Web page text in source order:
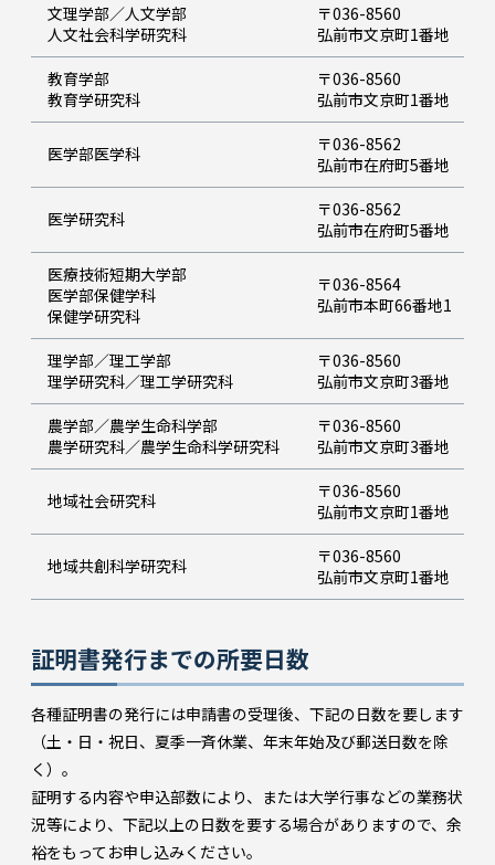
文理学部／人文学部
人文社会科学研究科
〒036-8560
弘前市文京町1番地
教育学部
教育学研究科
〒036-8560
弘前市文京町1番地
医学部医学科
〒036-8562
弘前市在府町5番地
医学研究科
〒036-8562
弘前市在府町5番地
医療技術短期大学部
医学部保健学科
保健学研究科
〒036-8564
弘前市本町66番地1
理学部／理工学部
理学研究科／理工学研究科
〒036-8560
弘前市文京町3番地
農学部／農学生命科学部
農学研究科／農学生命科学研究科
〒036-8560
弘前市文京町3番地
地域社会研究科
〒036-8560
弘前市文京町1番地
地域共創科学研究科
〒036-8560
弘前市文京町1番地
証明書発行までの所要日数
各種証明書の発行には申請書の受理後、下記の日数を要します
（土・日・祝日、夏季一斉休業、年末年始及び郵送日数を除
く）。
証明する内容や申込部数により、または大学行事などの業務状
況等により、下記以上の日数を要する場合がありますので、余
裕をもってお申し込みください。